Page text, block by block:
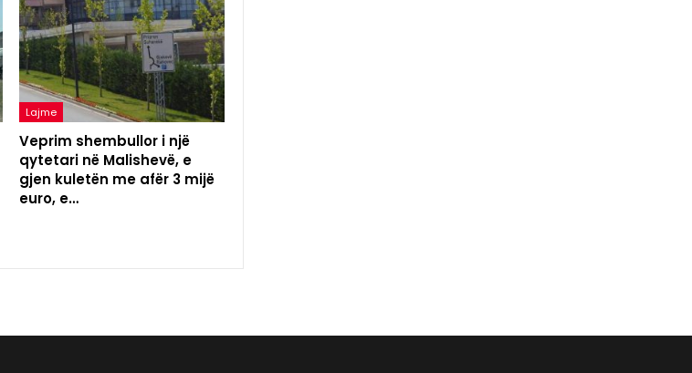
Lajme
Veprim shembullor i një
qytetari në Malishevë, e
gjen kuletën me afër 3 mijë
euro, e…